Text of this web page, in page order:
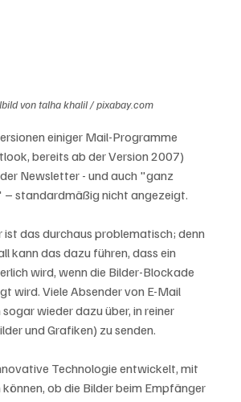
von talha khalil / pixabay.com
einiger Mail-Programme
bereits ab der Version 2007)
Newsletter - und auch "ganz
– standardmäßig nicht angezeigt.
ist das durchaus problematisch; denn
kann das dazu führen, dass ein
wird, wenn die Bilder-Blockade
wird. Viele Absender von E-Mail
wieder dazu über, in reiner
und Grafiken) zu senden.
Technologie entwickelt, mit
ob die Bilder beim Empfänger